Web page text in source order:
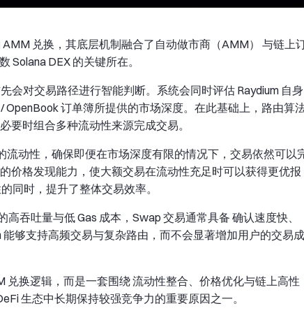
兑换，其底层机制融合了自动做市商（AMM） 与链上
Solana DEX 的关键所在。
会对交易路径进行智能判断。系统会同时评估 Raydium 自身
订单簿所提供的市场深度。在此基础上，路由算
要时组合多种流动性来源完成交易。
动性，确保即便在市场深度有限的情况下，交易依然可以
价格发现能力，使大额交易在流动性充足时可以获得更优报
同时，提升了整体交易效率。
吞吐量与低 Gas 成本，Swap 交易通常具备 确认速度快、
够支持高频交易与复杂路由，而不会显著增加用户的交易成
兑换逻辑，而是一套围绕 流动性整合、价格优化与链上高性
生态中长期保持较强竞争力的重要原因之一。